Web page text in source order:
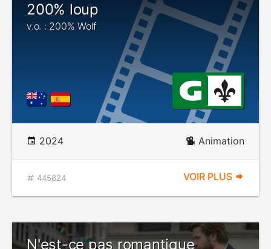
200% loup
v.o. : 200% Wolf
2024 Animation
445824 VOIR PLUS
N'est-ce pas romantique